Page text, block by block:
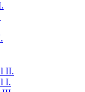
II.
I.